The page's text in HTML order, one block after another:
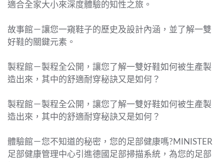
適合全家大小來深度體驗的知性之旅。
故事館－讓您一窺鞋子的歷史及設計內涵，並了解一雙
好鞋的關鍵元素。
製程館－製程全公開，讓您了解一雙好鞋如何被生產製
造出來，其中的舒適耐穿秘訣又是如何？
製程館－製程全公開，讓您了解一雙好鞋如何被生產製
造出來，其中的舒適耐穿秘訣又是如何？
體驗館－您不知道的秘密，您的足部健康嗎?MINISTER
足部健康管理中心引進德國足部掃描系統，為您的足部